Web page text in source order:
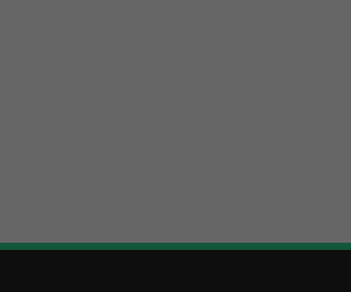
Cookie-Informationen anzeigen